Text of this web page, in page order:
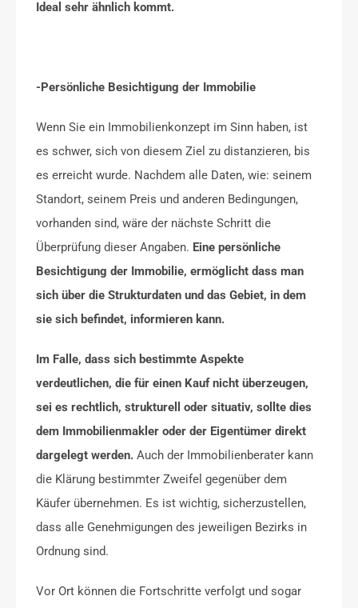
Ideal sehr ähnlich kommt.
-Persönliche Besichtigung der Immobilie
Wenn Sie ein Immobilienkonzept im Sinn haben, ist
es schwer, sich von diesem Ziel zu distanzieren, bis
es erreicht wurde. Nachdem alle Daten, wie: seinem
Standort, seinem Preis und anderen Bedingungen,
vorhanden sind, wäre der nächste Schritt die
Überprüfung dieser Angaben. Eine persönliche
Besichtigung der Immobilie, ermöglicht dass man
sich über die Strukturdaten und das Gebiet, in dem
sie sich befindet, informieren kann.
Im Falle, dass sich bestimmte Aspekte
verdeutlichen, die für einen Kauf nicht überzeugen,
sei es rechtlich, strukturell oder situativ, sollte dies
dem Immobilienmakler oder der Eigentümer direkt
dargelegt werden. Auch der Immobilienberater kann
die Klärung bestimmter Zweifel gegenüber dem
Käufer übernehmen. Es ist wichtig, sicherzustellen,
dass alle Genehmigungen des jeweiligen Bezirks in
Ordnung sind.
Vor Ort können die Fortschritte verfolgt und sogar